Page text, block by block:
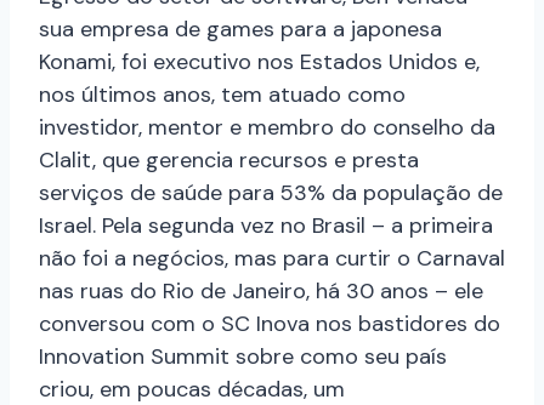
sua empresa de games para a japonesa
Konami, foi executivo nos Estados Unidos e,
nos últimos anos, tem atuado como
investidor, mentor e membro do conselho da
Clalit, que gerencia recursos e presta
serviços de saúde para 53% da população de
Israel. Pela segunda vez no Brasil – a primeira
não foi a negócios, mas para curtir o Carnaval
nas ruas do Rio de Janeiro, há 30 anos – ele
conversou com o SC Inova nos bastidores do
Innovation Summit sobre como seu país
criou, em poucas décadas, um